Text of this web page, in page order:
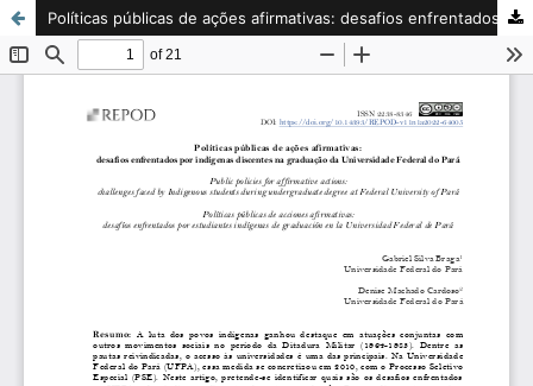
Políticas públicas de ações afirmativas: desafios enfrentados por indígenas discentes na graduação da Universidade Federal do Pará